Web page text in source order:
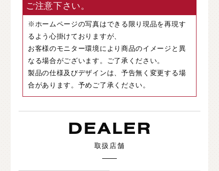
ご注意下さい。
※ホームページの写真はできる限り現品を再現す
るよう心掛けておりますが、
お客様のモニター環境により商品のイメージと異
なる場合がございます。ご了承ください。
製品の仕様及びデザインは、予告無く変更する場
合があります。予めご了承ください。
DEALER
取扱店舗